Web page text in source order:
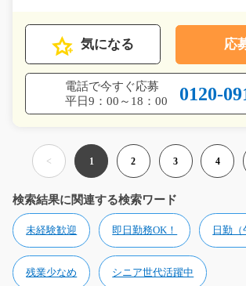
気になる 応
電話で今すぐ応募
平日9：00～18：00
0120-
< 1 2 3 4
検索結果に関連する検索ワード
未経験歓迎 即日勤務OK！ 日勤（
残業少なめ シニア世代活躍中